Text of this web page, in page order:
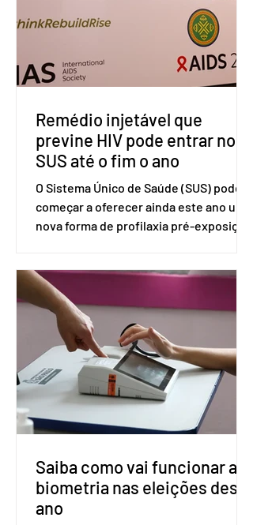
divulgada pelo Ministério das Relações
Exteriores, o Brasil considera que as
incompatíveis com as obrigações
assumidas pelos Estados Unid
Remédio injetável que
previne HIV pode entrar no
SUS até o fim o ano
O Sistema Único de Saúde (SUS) pode
começar a oferecer ainda este ano uma
nova forma de profilaxia pré-exposição
medicamento carbotegravir, que
impede a replicação do vírus de forma
prolongada e pode ser tomado a cada
dois meses. O pedido de inclusão vai
ser encaminhado pelo Ministério da
Saúde à Comissão Nacional de
Incorporação de Novas Tecnologias no
SUS (Conitec) na semana que vem. A
Conitec é um colegiado
Saiba como vai funcionar a
biometria nas eleições deste
ano